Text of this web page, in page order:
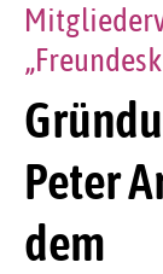
Peter
dem